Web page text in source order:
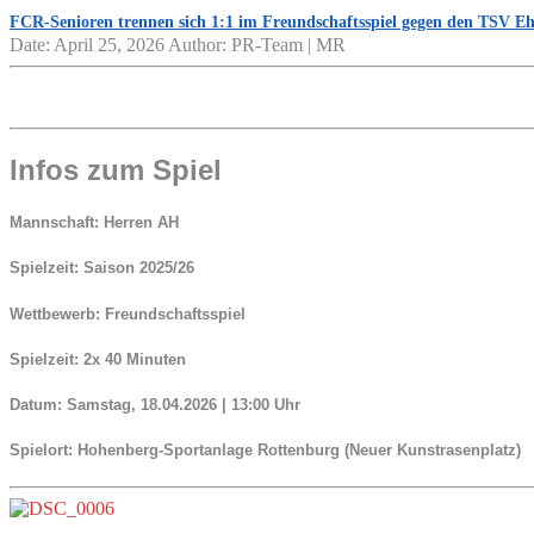
FCR-Senioren trennen sich 1:1 im Freundschaftsspiel gegen den TSV
Date: April 25, 2026 Author: PR-Team | MR
Infos zum Spiel
Mannschaft: Herren AH
Spielzeit: Saison 2025/26
Wettbewerb: Freundschaftsspiel
Spielzeit: 2x 40 Minuten
Datum: Samstag, 18.04.2026 | 13:00 Uhr
Spielort: Hohenberg-Sportanlage Rottenburg (Neuer Kunstrasenplatz)